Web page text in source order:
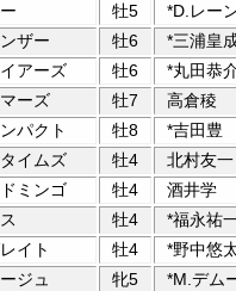
牡5
*D.レー
ザー 牡6
*三浦皇
アーズ 牡6
*丸田恭
ーズ 牡7
高倉稜
パクト 牡8
*吉田豊
イムズ 牡4
北村友一
ミンゴ 牡4
酒井学
牡4
*福永祐
イト 牡4
*野中悠
ジュ 牝5
*M.デム